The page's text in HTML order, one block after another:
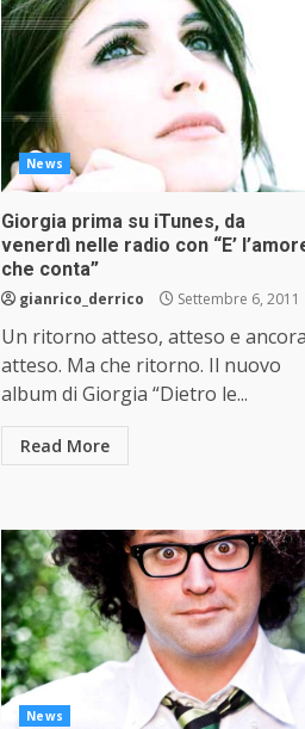
News
Giorgia prima su iTunes, da
venerdì nelle radio con “E’
che conta”
gianrico_derrico Settembre 6, 2011
Un ritorno atteso, atteso e ancora
atteso. Ma che ritorno. Il nuovo
album di Giorgia “Dietro le...
Read More
News